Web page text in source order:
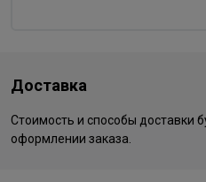
Доставка
Стоимость и способы доставки
оформлении заказа.